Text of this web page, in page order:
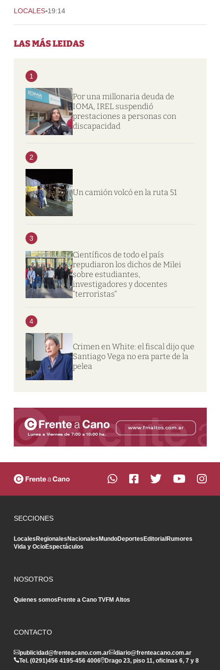
LOCALES-19:14
LAS MÁS LEIDAS
1
Por una millonaria deuda de
IOMA, IREL suspendió
prestaciones a personas con
discapacidad
2
Un camión volcó en la ruta 51
3
Científicos de todo el país
repudiaron los dichos de Milei
sobre estudiantes,
investigadores y docentes
“terroristas”
4
Crimen en White: el fiscal dijo que
Santiago Vega no era parte de la
pelea
SECCIONES
LocalesRegionalesNacionalesMundoDeportesEditorialRumores
Vida y OcioEspectáculos
NOSOTROS
Quienes somosFrente a Cano TVFM Altos
CONTACTO
publicidad@frenteacano.com.ar
diario@frenteacano.com.ar
Tel. (0291)456 4195-456 4006 Drago 23, piso 11, oficinas 6, 7 y 8